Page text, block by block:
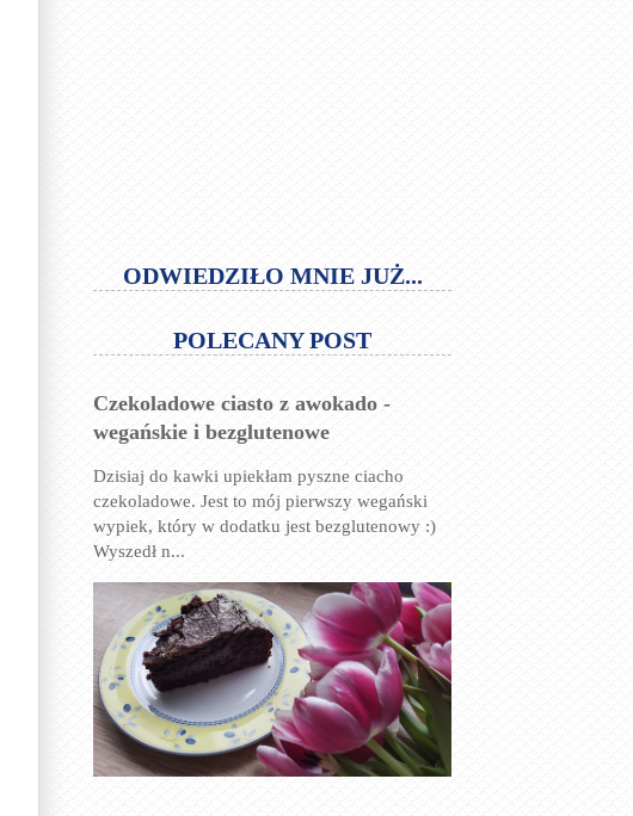
ODWIEDZIŁO MNIE JUŻ...
POLECANY POST
Czekoladowe ciasto z awokado -
wegańskie i bezglutenowe
Dzisiaj do kawki upiekłam pyszne ciacho
czekoladowe. Jest to mój pierwszy wegański
wypiek, który w dodatku jest bezglutenowy :)
Wyszedł n...